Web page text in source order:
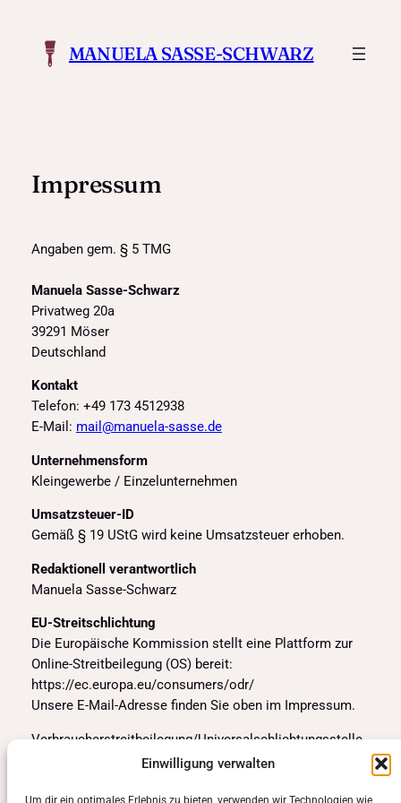
Einwilligung verwalten
Um dir ein optimales Erlebnis zu bieten, verwenden wir Technologien wie
springen
MANUELA SASSE-SCHWARZ
Impressum
Angaben gem. § 5 TMG
Manuela Sasse-Schwarz
Privatweg 20a
39291 Möser
Deutschland
Kontakt
Telefon: +49 173 4512938
E-Mail: mail@manuela-sasse.de
Unternehmensform
Kleingewerbe / Einzelunternehmen
Umsatzsteuer-ID
Gemäß § 19 UStG wird keine Umsatzsteuer erhoben.
Redaktionell verantwortlich
Manuela Sasse-Schwarz
EU-Streitschlichtung
Die Europäische Kommission stellt eine Plattform zur
Online-Streitbeilegung (OS) bereit:
https://ec.europa.eu/consumers/odr/
Unsere E-Mail-Adresse finden Sie oben im Impressum.
Verbraucherstreitbeilegung/Universalschlichtungsstelle
Ich bin nicht bereit oder verpflichtet, an